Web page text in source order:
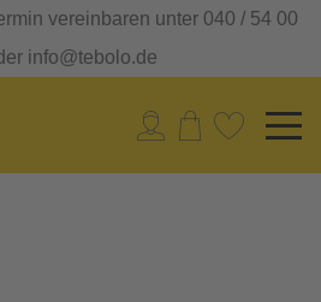
vereinbaren unter 040 / 54 00
info@tebolo.de